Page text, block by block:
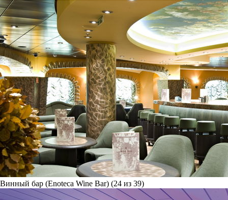
Винный бар (Enoteca Wine Bar) (24 из 39)